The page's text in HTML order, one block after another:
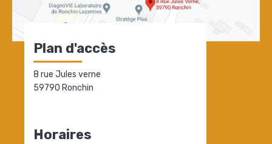
Plan d'accès
8 rue Jules verne
59790 Ronchin
Horaires